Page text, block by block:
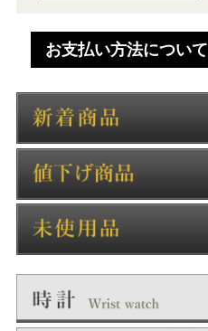
お支払い方法について